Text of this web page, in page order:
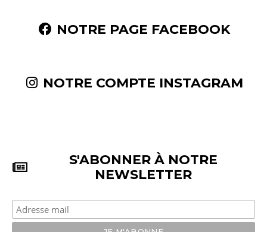
NOTRE PAGE FACEBOOK
NOTRE COMPTE INSTAGRAM
S'ABONNER À NOTRE
NEWSLETTER